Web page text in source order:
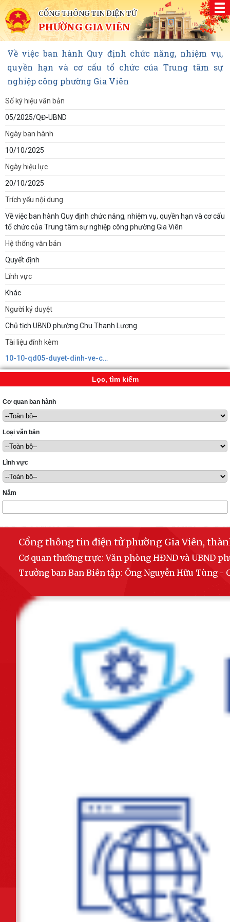
CỔNG THÔNG TIN ĐIỆN TỬ
PHƯỜNG GIA VIÊN
Về việc ban hành Quy định chức năng, nhiệm vụ,
quyền hạn và cơ cấu tổ chức của Trung tâm sự
nghiệp công phường Gia Viên
Số ký hiệu văn bản
05/2025/QĐ-UBND
Ngày ban hành
10/10/2025
Ngày hiệu lực
20/10/2025
Trích yếu nội dung
Về việc ban hành Quy định chức năng, nhiệm vụ, quyền hạn và cơ cấu
tổ chức của Trung tâm sự nghiệp công phường Gia Viên
Hệ thống văn bản
Quyết định
Lĩnh vực
Khác
Người ký duyệt
Chủ tịch UBND phường Chu Thanh Lương
Tài liệu đính kèm
10-10-qd05-duyet-dinh-ve-chuc-nang-nhiem-vu-ttsnc.signed638993115838832956.pdf
Lọc, tìm kiếm
Cơ quan ban hành
Loại văn bản
Lĩnh vực
Năm
Cổng thông tin điện tử phường Gia Viên,
Cơ quan thường trực: Văn phòng HĐND và UBND
Trưởng ban Ban Biên tập: Ông Nguyễn Hữu Tùng -